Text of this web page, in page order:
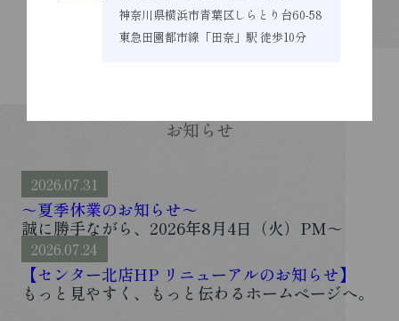
神奈川県横浜市青葉区しらとり台60-58
東急田園都市線「田奈」駅 徒歩10分
お知らせ
2026.07.31
～夏季休業のお知らせ～
誠に勝手ながら、2026年8月4日（火）PM～
2026年8月13日（木）まで、神奈川中央住宅株式
会社は夏季休業とさせていただきます。通常営業
は2026年8月14日（金） 9時から開始となりま
す。期間中ご不便をおかけしますが、何卒ご理解
いただきますようお願い致します。...
2026.07.24
【センター北店HP リニューアルのお知らせ】
もっと見やすく、もっと伝わるホームページへ。
センター北店のサイトが、このたび大幅リニュー